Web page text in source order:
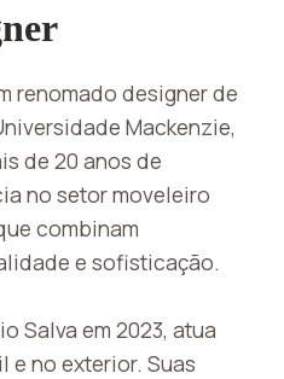
renomado designer de
Mackenzie,
de 20 anos de
no setor moveleiro
combinam
e sofisticação.
Salva em 2023, atua
e no exterior. Suas